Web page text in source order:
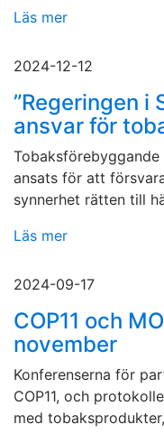
Läs mer
2024-12-12
”Regeringen i
ansvar för
ansats för att
synnerhet rätten till
Läs mer
2024-09-17
COP11 och
november
Konferenserna för
COP11, och
med